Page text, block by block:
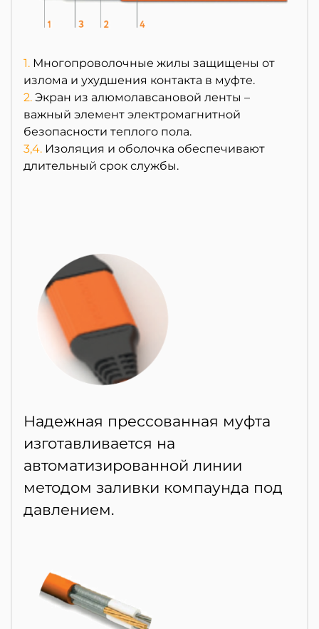
1. Многопроволочные жилы защищены от
излома и ухудшения контакта в муфте.
2. Экран из алюмолавсановой ленты –
важный элемент электромагнитной
безопасности теплого пола.
3,4. Изоляция и оболочка обеспечивают
длительный срок службы.
Надежная прессованная муфта
изготавливается на
автоматизированной линии
методом заливки компаунда под
давлением.